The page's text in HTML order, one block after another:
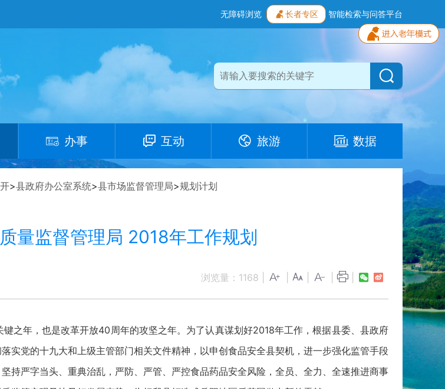
无障碍浏览 长者专区 智能检索与问答平台
办事 互动 旅游 数据
>县政府办公室系统>县市场监督管理局>规划计划
量监督管理局 2018年工作规划
浏览量： 1168
之年，也是改革开放40周年的攻坚之年。为了认真谋划好2018年工作，根据县委、县政府
实党的十九大和上级主管部门相关文件精神，以申创食品安全县契机，进一步强化监管手段
持严字当头、重典治乱，严防、严管、严控食品药品安全风险，全员、全力、全速推进商事